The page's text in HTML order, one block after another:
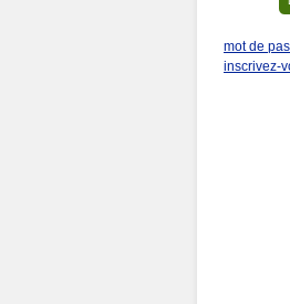
mot de
inscrivez-